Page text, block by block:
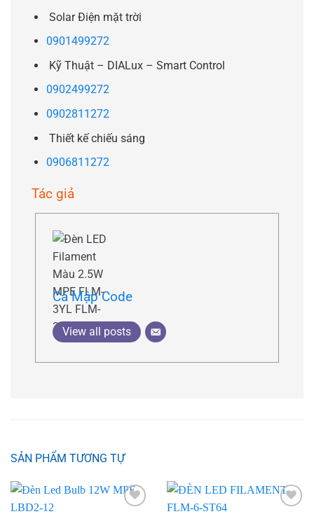
Solar Điện mặt trời
0901499272
Kỹ Thuật – DIALux – Smart Control
0902499272
0902811272
Thiết kế chiếu sáng
0906811272
Tác giả
Cá Mập Code
View all posts
SẢN PHẨM TƯƠNG TỰ